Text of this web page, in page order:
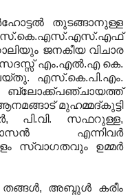
തുടങ്ങാനുള്ള
എസ്.കെ.എസ്.എസ്.എഫ്
ജനകീയ വിചാര
എം.എല്‍.എ കെ.
എസ്.കെ.പി.എം.
മുഹമ്മദ്കുട്ടി
പി.വി. സഫറുള്ള,
എന്നിവര്‍
സ്വാഗതവും ഉമ്മര്‍
തങ്ങള്‍, അബ്ദുള്‍ കരീം